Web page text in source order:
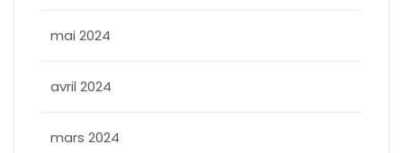
mai 2024
avril 2024
mars 2024